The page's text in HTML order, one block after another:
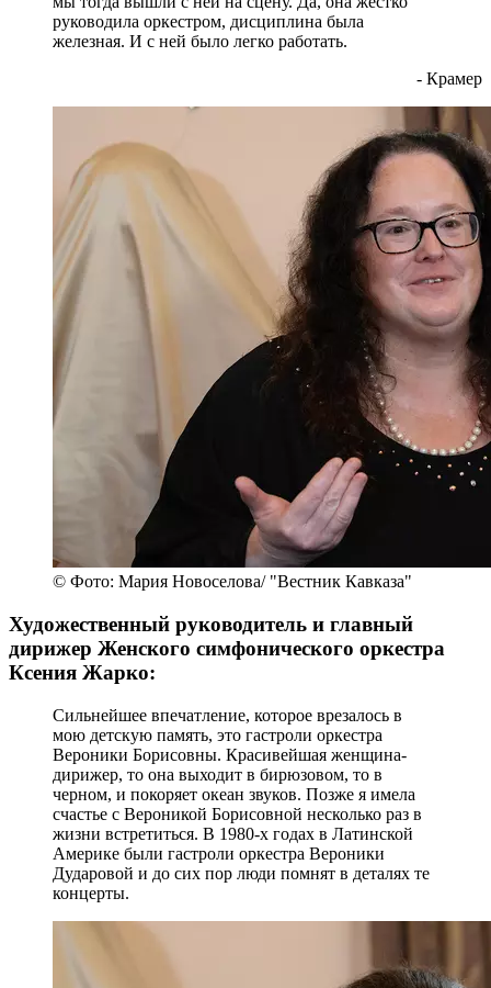
руководила оркестром, дисциплина была
железная. И с ней было легко работать.
- Крамер
© Фото: Мария Новоселова/ "Вестник Кавказа"
Художественный руководитель и главный
дирижер Женского симфонического оркестра
Ксения Жарко:
Сильнейшее впечатление, которое врезалось в
мою детскую память, это гастроли оркестра
Вероники Борисовны. Красивейшая женщина-
дирижер, то она выходит в бирюзовом, то в
черном, и покоряет океан звуков. Позже я имела
счастье с Вероникой Борисовной несколько раз в
жизни встретиться. В 1980-х годах в Латинской
Америке были гастроли оркестра Вероники
Дударовой и до сих пор люди помнят в деталях те
концерты.